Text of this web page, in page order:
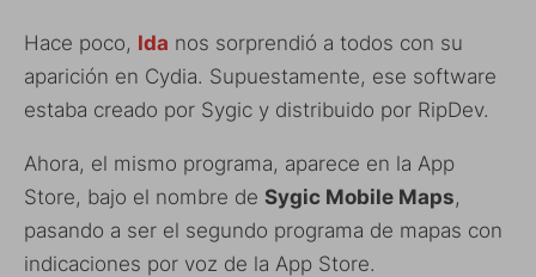
Hace poco, Ida nos sorprendió a todos con su
aparición en Cydia. Supuestamente, ese software
estaba creado por Sygic y distribuido por RipDev.
Ahora, el mismo programa, aparece en la App
Store, bajo el nombre de Sygic Mobile Maps,
pasando a ser el segundo programa de mapas con
indicaciones por voz de la App Store.